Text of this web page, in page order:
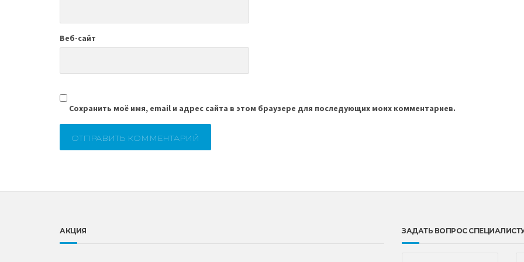
Веб-сайт
Сохранить моё имя, email и адрес сайта в этом браузере для последующих моих комментариев.
АКЦИЯ ЗАДАТЬ ВОПРОС